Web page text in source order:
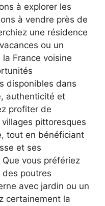
à explorer les
à vendre près de
une résidence
ou un
France voisine
disponibles dans
authenticité et
profiter de
pittoresques
tout en bénéficiant
et ses
vous préfériez
des poutres
avec jardin ou un
certainement la